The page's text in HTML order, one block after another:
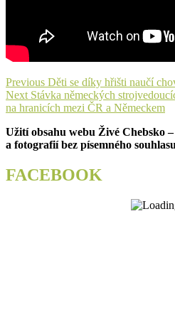
Navigace
pro
příspěvek
Previous Previous
post:
Děti se díky hřišti naučí
Next Next
post:
Stávka německých
na hranicích mezi ČR a Německem
Užití obsahu webu Živé Chebsko
a fotografií bez písemného
FACEBOOK